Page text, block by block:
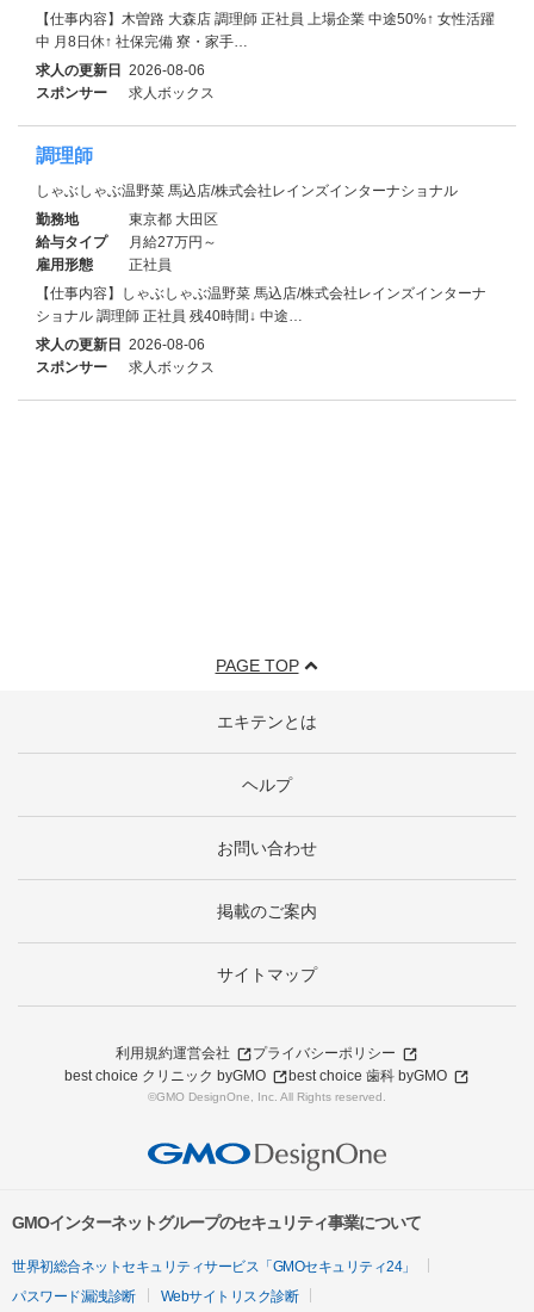
【仕事内容】木曽路 大森店 調理師 正社員 上場企業 中途50%↑ 女性活躍
中 月8日休↑ 社保完備 寮・家⼿…
求人の更新日 2026-08-06
スポンサー
求人ボックス
調理師
しゃぶしゃぶ温野菜 馬込店/株式会社レインズインターナショナル
勤務地
東京都 大田区
給与タイプ
月給27万円～
雇用形態
正社員
【仕事内容】しゃぶしゃぶ温野菜 馬込店/株式会社レインズインターナ
ショナル 調理師 正社員 残40時間↓ 中途…
求人の更新日 2026-08-06
スポンサー
求人ボックス
PAGE TOP
エキテンとは
ヘルプ
お問い合わせ
掲載のご案内
サイトマップ
利用規約運営会社
プライバシーポリシー
best choice クリニック byGMO
best choice 歯科 byGMO
©GMO DesignOne, Inc. All Rights reserved.
GMOインターネットグループのセキュリティ事業について
世界初総合ネットセキュリティサービス「GMOセキュリティ24」
パスワード漏洩診断
Webサイトリスク診断